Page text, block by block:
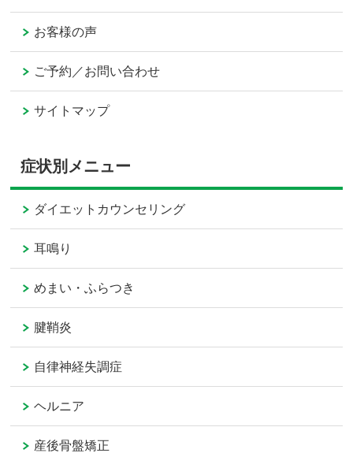
お客様の声
ご予約／お問い合わせ
サイトマップ
症状別メニュー
ダイエットカウンセリング
耳鳴り
めまい・ふらつき
腱鞘炎
自律神経失調症
ヘルニア
産後骨盤矯正